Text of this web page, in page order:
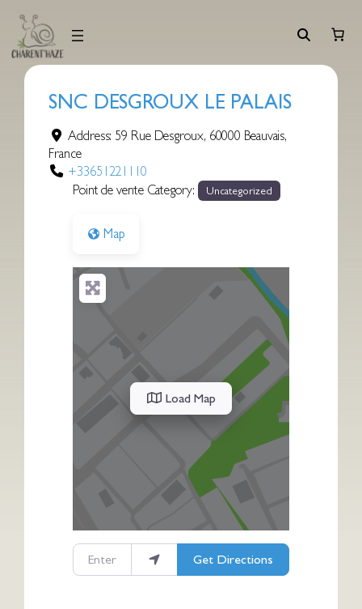
contenu
SNC DESGROUX LE PALAIS
Address: 59 Rue Desgroux, 60000 Beauvais,
France
+33651221110
Point de vente Category:
Uncategorized
Map
Load Map
Enter your location
Get Directions